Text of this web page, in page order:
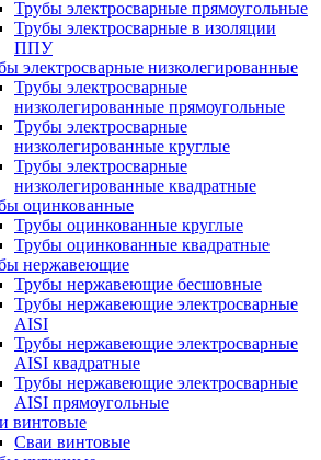
Трубы электросварные прямоугольные
Трубы электросварные в изоляции
ППУ
электросварные низколегированные
Трубы электросварные
низколегированные прямоугольные
Трубы электросварные
низколегированные круглые
Трубы электросварные
низколегированные квадратные
оцинкованные
Трубы оцинкованные круглые
Трубы оцинкованные квадратные
нержавеющие
Трубы нержавеющие бесшовные
Трубы нержавеющие электросварные
AISI
Трубы нержавеющие электросварные
AISI квадратные
Трубы нержавеющие электросварные
AISI прямоугольные
винтовые
Сваи винтовые